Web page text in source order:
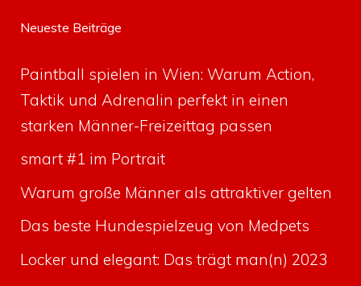
Neueste Beiträge
Paintball spielen in Wien: Warum Action,
Taktik und Adrenalin perfekt in einen
starken Männer-Freizeittag passen
smart #1 im Portrait
Warum große Männer als attraktiver gelten
Das beste Hundespielzeug von Medpets
Locker und elegant: Das trägt man(n) 2023